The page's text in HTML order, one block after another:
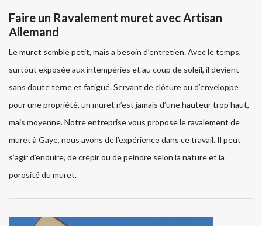
Faire un Ravalement muret avec Artisan
Allemand
Le muret semble petit, mais a besoin d’entretien. Avec le temps,
surtout exposée aux intempéries et au coup de soleil, il devient
sans doute terne et fatigué. Servant de clôture ou d’enveloppe
pour une propriété, un muret n’est jamais d’une hauteur trop haut,
mais moyenne. Notre entreprise vous propose le ravalement de
muret à Gaye, nous avons de l’expérience dans ce travail. Il peut
s’agir d’enduire, de crépir ou de peindre selon la nature et la
porosité du muret.